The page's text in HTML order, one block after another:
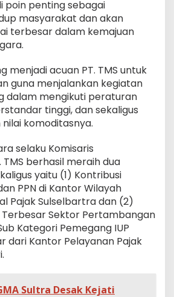
poin penting sebagai
masyarakat dan akan
terbesar dalam kemajuan
menjadi acuan PT. TMS untuk
guna menjalankan kegiatan
dalam mengikuti peraturan
tinggi, dan sekaligus
komoditasnya.
selaku Komisaris
berhasil meraih dua
yaitu (1) Kontribusi
PPN di Kantor Wilayah
Pajak Sulselbartra dan (2)
Sektor Pertambangan
Kategori Pemegang IUP
dari Kantor Pelayanan Pajak
Sultra Desak Kejati